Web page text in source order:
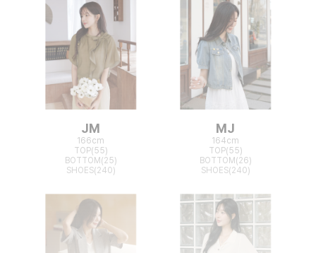
JM
166cm
TOP(55)
BOTTOM(25)
SHOES(240)
MJ
164cm
TOP(55)
BOTTOM(26)
SHOES(240)